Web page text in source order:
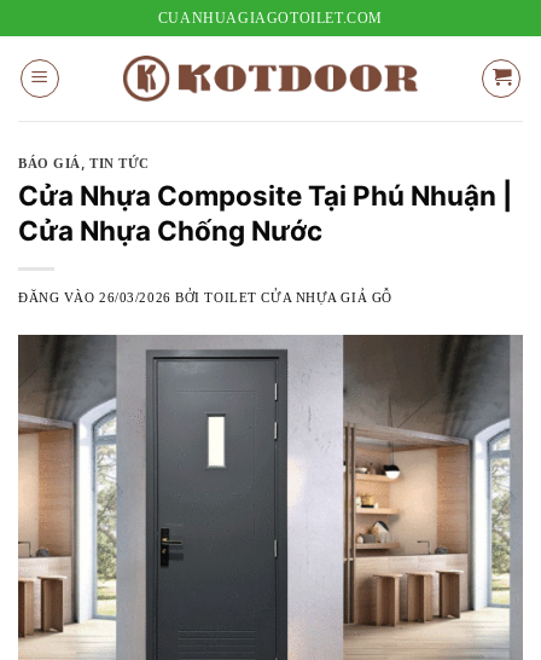
nội
dung
CUANHUAGIAGOTOILET.COM
BÁO GIÁ ,TIN TỨC
Cửa Nhựa Composite Tại Phú Nhuận |
Cửa Nhựa Chống Nước
ĐĂNG VÀO26/03/2026 BỞITOILET CỬA NHỰA GIẢ GỖ